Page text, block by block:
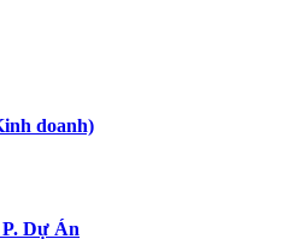
doanh)
Dự Án